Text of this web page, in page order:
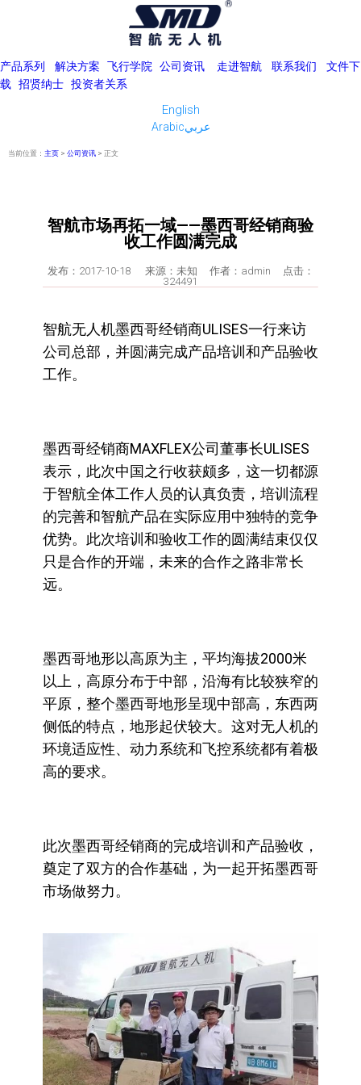
产品系列 解决方案 飞行学院 公司资讯 走进智航 联系我们
文件下
载
招贤纳士 投资者关系
English
Arabicعربي
当前位置： 主页 > 公司资讯 > 正文
智航市场再拓一域——墨西哥经销商验
收工作圆满完成
发布：2017-10-18 来源：未知 作者：admin 点击：
324491
智航无人机墨西哥经销商ULISES一行来访
公司总部，并圆满完成产品培训和产品验收
工作。
墨西哥经销商MAXFLEX公司董事长ULISES
表示，此次中国之行收获颇多，这一切都源
于智航全体工作人员的认真负责，培训流程
的完善和智航产品在实际应用中独特的竞争
优势。此次培训和验收工作的圆满结束仅仅
只是合作的开端，未来的合作之路非常长
远。
墨西哥地形以高原为主，平均海拔2000米
以上，高原分布于中部，沿海有比较狭窄的
平原，整个墨西哥地形呈现中部高，东西两
侧低的特点，地形起伏较大。这对无人机的
环境适应性、动力系统和飞控系统都有着极
高的要求。
此次墨西哥经销商的完成培训和产品验收，
奠定了双方的合作基础，为一起开拓墨西哥
市场做努力。